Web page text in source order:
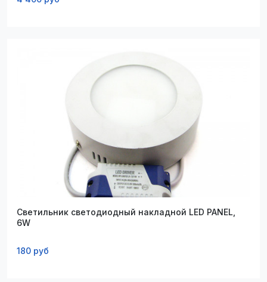
Светильник светодиодный накладной LED PANEL,
6W
180 руб